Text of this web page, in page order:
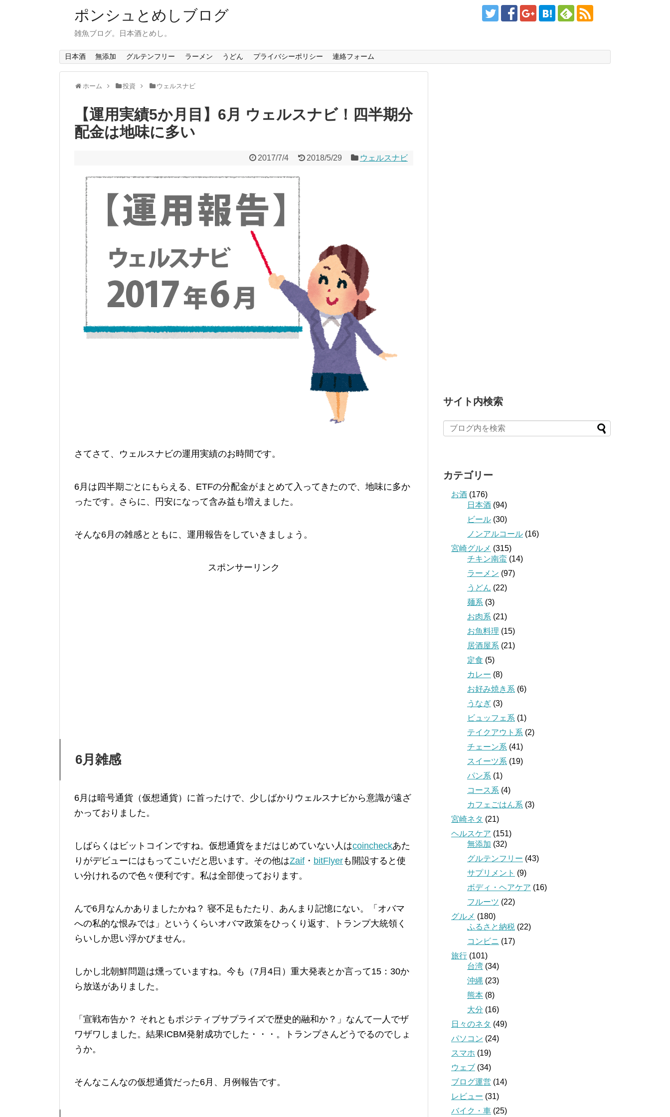
ポンシュとめしブログ
雑魚ブログ。日本酒とめし。
日本酒 無添加 グルテンフリー ラーメン うどん プライバシーポリシー 連絡フォーム
ホーム 投資 ウェルスナビ
【運用実績5か月目】6月 ウェルスナビ！四半期分
配金は地味に多い
2017/7/4 2018/5/29 ウェルスナビ
さてさて、ウェルスナビの運用実績のお時間です。
6月は四半期ごとにもらえる、ETFの分配金がまとめて入ってきたので、地味に多か
ったです。さらに、円安になって含み益も増えました。
そんな6月の雑感とともに、運用報告をしていきましょう。
スポンサーリンク
6月雑感
6月は暗号通貨（仮想通貨）に首ったけで、少しばかりウェルスナビから意識が遠ざ
かっておりました。
しばらくはビットコインですね。仮想通貨をまだはじめていない人はcoincheckあた
りがデビューにはもってこいだと思います。その他はZaif ・ bitFlyerも開設すると使
い分けれるので色々便利です。私は全部使っております。
んで6月なんかありましたかね？ 寝不足もたたり、あんまり記憶にない。「オバマ
への私的な恨みでは」というくらいオバマ政策をひっくり返す、トランプ大統領く
らいしか思い浮かびません。
しかし北朝鮮問題は燻っていますね。今も（7月4日）重大発表とか言って15：30か
ら放送がありました。
「宣戦布告か？ それともポジティブサプライズで歴史的融和か？」なんて一人でザ
ワザワしました。結果ICBM発射成功でした・・・。トランプさんどうでるのでしょ
うか。
そんなこんなの仮想通貨だった6月、月例報告です。
サイト内検索
カテゴリー
お酒 (176)
日本酒 (94)
ビール (30)
ノンアルコール (16)
宮崎グルメ (315)
チキン南蛮 (14)
ラーメン (97)
うどん (22)
麺系 (3)
お肉系 (21)
お魚料理 (15)
居酒屋系 (21)
定食 (5)
カレー (8)
お好み焼き系 (6)
うなぎ (3)
ビュッフェ系 (1)
テイクアウト系 (2)
チェーン系 (41)
スイーツ系 (19)
パン系 (1)
コース系 (4)
カフェごはん系 (3)
宮崎ネタ (21)
ヘルスケア (151)
無添加 (32)
グルテンフリー (43)
サプリメント (9)
ボディ・ヘアケア (16)
フルーツ (22)
グルメ (180)
ふるさと納税 (22)
コンビニ (17)
旅行 (101)
台湾 (34)
沖縄 (23)
熊本 (8)
大分 (16)
日々のネタ (49)
パソコン (24)
スマホ (19)
ウェブ (34)
ブログ運営 (14)
レビュー (31)
バイク・車 (25)